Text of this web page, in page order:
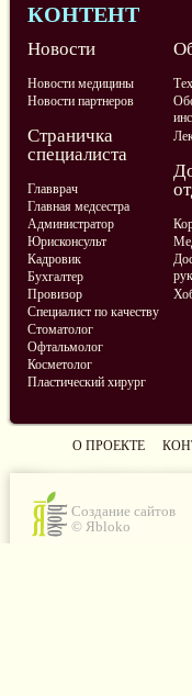
КОНТЕНТ
Новости
Новости медицины
Новости партнеров
Страничка
специалиста
Главврач
Главная медсестра
Администратор
Юрисконсульт
Кадровик
Бухгалтер
Провизор
Специалист по качеству
Стоматолог
Офтальмолог
Косметолог
Пластический хирург
О ПРОЕКТЕ
Создание сайтов
© Яbloko